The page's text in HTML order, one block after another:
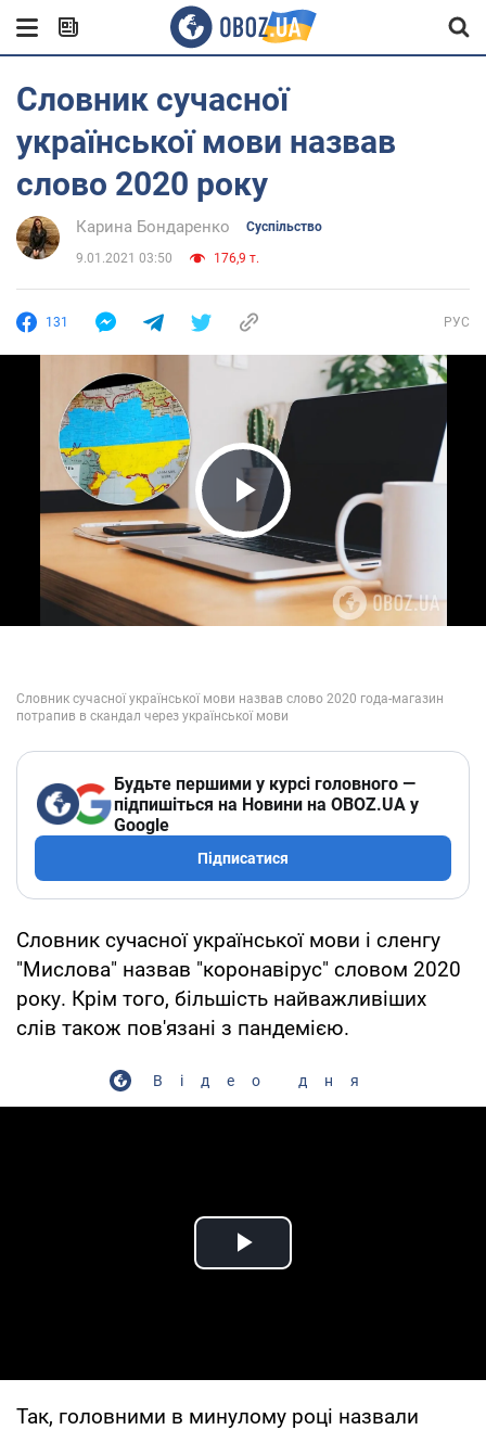
Словник сучасної
української мови назвав
слово 2020 року
Карина Бондаренко Суспільство
9.01.2021 03:50 176,9 т.
131 РУС
Play Video
Будьте першими у курсі головного —
підпишіться на Новини на OBOZ.UA у
Google
Підписатися
Словник сучасної української мови і сленгу
"Мислова" назвав "коронавірус" словом 2020
року. Крім того, більшість найважливіших
слів також пов'язані з пандемією.
Відео дня
Play Video
Так, головними в минулому році назвали